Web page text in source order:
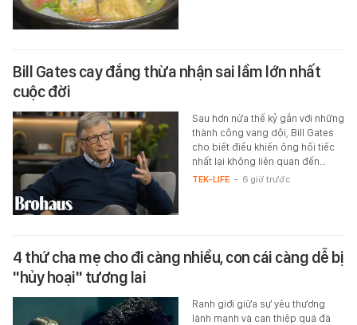
Bill Gates cay đắng thừa nhận sai lầm lớn nhất
cuộc đời
Sau hơn nửa thế kỷ gắn với những
thành công vang dội, Bill Gates
cho biết điều khiến ông hối tiếc
nhất lại không liên quan đến…
TEK-LIFE - 6 giờ trước
4 thứ cha mẹ cho đi càng nhiều, con cái càng dễ bị
"hủy hoại" tương lai
Ranh giới giữa sự yêu thương
lành mạnh và can thiệp quá đà